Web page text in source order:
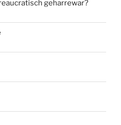
geharrewar?